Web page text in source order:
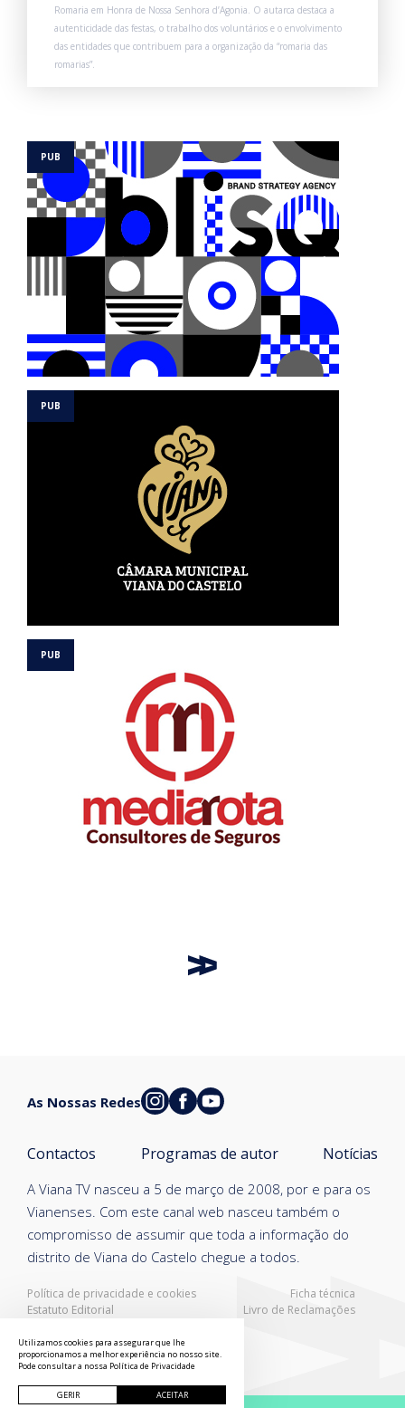
Romaria em Honra de Nossa Senhora d’Agonia. O autarca destaca a
autenticidade das festas, o trabalho dos voluntários e o envolvimento
das entidades que contribuem para a organização da “romaria das
romarias”.
Política de privacidade e cookies
Ficha técnica
Estatuto Editorial
Livro de Reclamações
A Viana TV nasceu a 5 de março de 2008, por e para os
Vianenses. Com este canal web nasceu também o
compromisso de assumir que toda a informação do
distrito de Viana do Castelo chegue a todos.
Contactos Programas de autor Notícias
As Nossas Redes
Utilizamos cookies para assegurar que lhe
proporcionamos a melhor experiência no nosso site.
Pode consultar a nossa Política de Privacidade
GERIR ACEITAR